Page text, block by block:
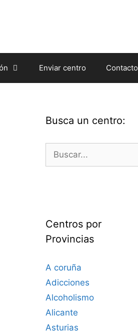
Enviar centro Contacto
Busca un centro:
Centros por
Provincias
A coruña
Adicciones
Alcoholismo
Alicante
Asturias